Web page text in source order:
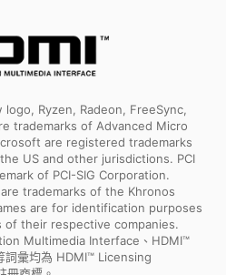
Ryzen, Radeon, FreeSync,
trademarks of Advanced Micro
are registered trademarks
US and other jurisdictions. PCI
of PCI-SIG Corporation.
trademarks of the Khronos
are for identification purposes
of their respective companies.
Multimedia Interface、HDMI™
詞彙均為 HDMI™ Licensing